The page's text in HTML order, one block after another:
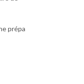
prépa